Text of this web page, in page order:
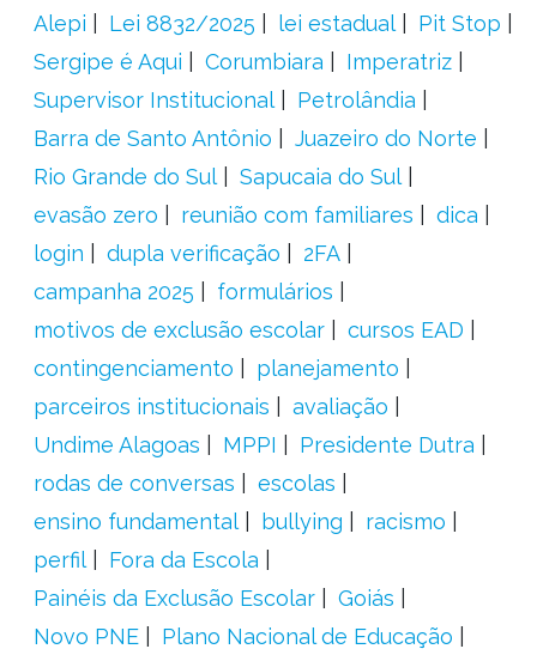
Alepi
Lei 8832/2025 lei estadual
Pit Stop
Sergipe é Aqui
Corumbiara
Imperatriz
Supervisor Institucional
Petrolândia
Barra de Santo Antônio
Juazeiro do Norte
Rio Grande do Sul
Sapucaia do Sul
evasão zero
reunião com familiares
dica
login
dupla verificação
2FA
campanha 2025
formulários
motivos de exclusão escolar
cursos EAD
contingenciamento
planejamento
parceiros institucionais
avaliação
Undime Alagoas
MPPI
Presidente Dutra
rodas de conversas
escolas
ensino fundamental
bullying
racismo
perfil
Fora da Escola
Painéis da Exclusão Escolar
Goiás
Novo PNE
Plano Nacional de Educação